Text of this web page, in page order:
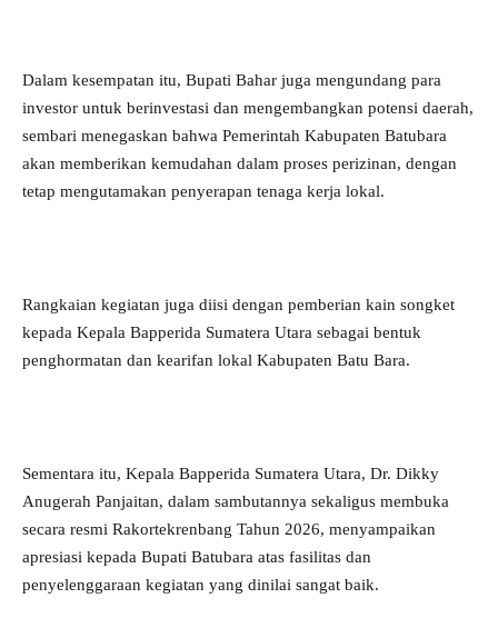
Dalam kesempatan itu, Bupati Bahar juga mengundang para
investor untuk berinvestasi dan mengembangkan potensi daerah,
sembari menegaskan bahwa Pemerintah Kabupaten Batubara
akan memberikan kemudahan dalam proses perizinan, dengan
tetap mengutamakan penyerapan tenaga kerja lokal.
Rangkaian kegiatan juga diisi dengan pemberian kain songket
kepada Kepala Bapperida Sumatera Utara sebagai bentuk
penghormatan dan kearifan lokal Kabupaten Batu Bara.
Sementara itu, Kepala Bapperida Sumatera Utara, Dr. Dikky
Anugerah Panjaitan, dalam sambutannya sekaligus membuka
secara resmi Rakortekrenbang Tahun 2026, menyampaikan
apresiasi kepada Bupati Batubara atas fasilitas dan
penyelenggaraan kegiatan yang dinilai sangat baik.